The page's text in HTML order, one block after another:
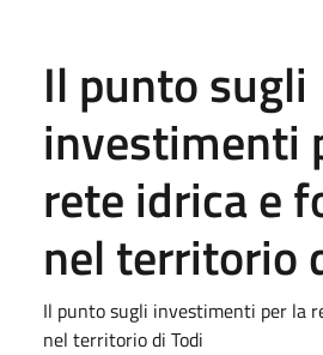
Il punto sugli
investimenti
rete idrica e
nel territorio
Il punto sugli investimenti per la
nel territorio di Todi